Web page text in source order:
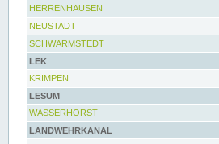
HERRENHAUSEN
NEUSTADT
SCHWARMSTEDT
LEK
KRIMPEN
LESUM
WASSERHORST
LANDWEHRKANAL